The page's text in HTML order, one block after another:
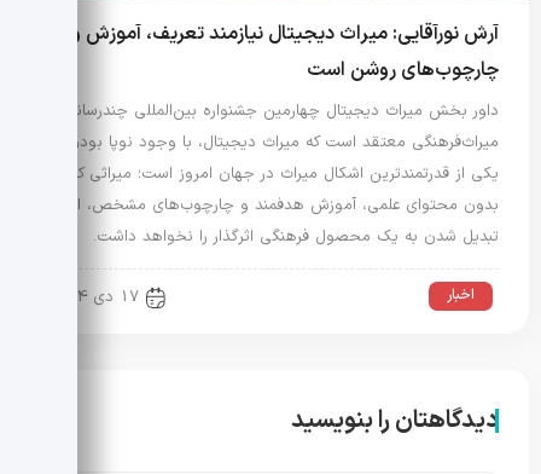
آرش نورآقایی: میراث دیجیتال نیازمند تعریف، آموزش و
چارچوب‌های روشن است
داور بخش میراث دیجیتال چهارمین جشنواره بین‌المللی چندرسانه‌ای
میراث‌فرهنگی معتقد است که میراث دیجیتال، با وجود نوپا بودن،
یکی از قدرتمندترین اشکال میراث در جهان امروز است؛ میراثی که
بدون محتوای علمی، آموزش هدفمند و چارچوب‌های مشخص، امکان
تبدیل شدن به یک محصول فرهنگی اثرگذار را نخواهد داشت.
اخبار 17 دی 1404
دیدگاهتان را بنویسید